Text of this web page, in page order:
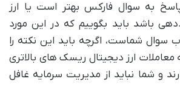
به سوال فارکس بهتر است یا ارز
باشد باید بگوییم که در این مورد
سوال شماست، اگرچه باید این نکته را
ارز دیجیتال ریسک های بالاتری
و شما نباید از مدیریت سرمایه غافل